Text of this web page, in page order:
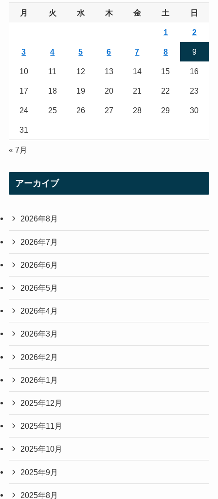
e
月 火 水 木 金 土 日
1 2
3 4 5 6 7 8 9
10 11 12 13 14 15 16
17 18 19 20 21 22 23
24 25 26 27 28 29 30
31
« 7月
アーカイブ
2026年8月
2026年7月
2026年6月
2026年5月
2026年4月
2026年3月
2026年2月
2026年1月
2025年12月
2025年11月
2025年10月
2025年9月
2025年8月